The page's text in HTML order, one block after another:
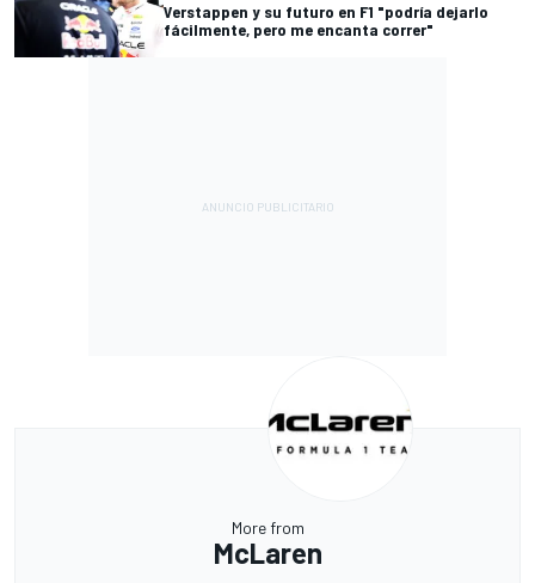
Verstappen y su futuro en F1 "podría dejarlo
fácilmente, pero me encanta correr"
More from
McLaren